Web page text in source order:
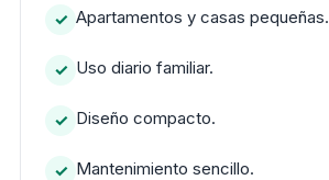
Apartamentos y casas pequeñas.
Uso diario familiar.
Diseño compacto.
Mantenimiento sencillo.